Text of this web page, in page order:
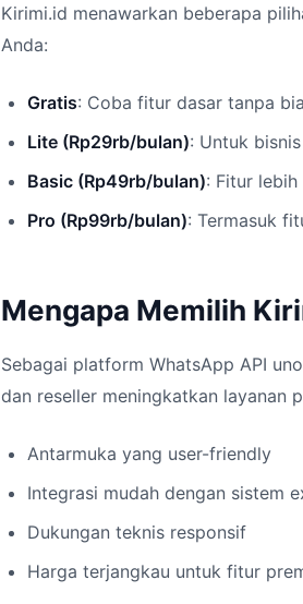
Kirimi.id menawarkan beberapa
Anda:
Gratis: Coba fitur dasar tanpa
Lite (Rp29rb/bulan): Untuk
Basic (Rp49rb/bulan): Fitur
Pro (Rp99rb/bulan): Termasuk
Mengapa Memilih
Sebagai platform WhatsApp API
dan reseller meningkatkan layanan
Antarmuka yang user-friendly
Integrasi mudah dengan sistem
Dukungan teknis responsif
Harga terjangkau untuk fitur